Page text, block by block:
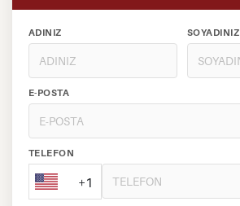
ADINIZ SOYADINIZ
E-POSTA
TELEFON
+1